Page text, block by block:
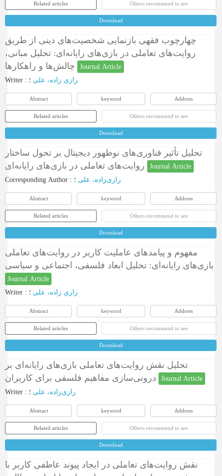
Related articles Others recommend to see
Download
چهارچوب فقهی بازنمایی شخصیت‌های دینی از طریق
روایت‌های تعاملی در بازی‌های رایانه‌ای: تحلیل مبانی،
Journal Article
Writer : رازی ‌زاده، علی ؛
Abstract keyword Address
Related articles Others recommend to see
Download
تحلیل تأثیر فناوری‌های نوظهور دیجیتال بر تحول ساختار
Journal Article
Corresponding Author : رازی‌زاده، علی ؛
Abstract keyword Address
Related articles Others recommend to see
Download
مفهوم و پیامدهای عاملیت کاربر در روایت‌های تعاملی
بازی‌های رایانه‌ای: تحلیل ابعاد فلسفی، اجتماعی و سیاسی
Journal Article
Writer : رازی زاده، علی ؛
Abstract keyword Address
Related articles Others recommend to see
Download
تحلیل نقش روایت‌های تعاملی بازی‌های رایانه‌ای بر
Journal Article
Writer : رازی‌زاده، علی ؛
Abstract keyword Address
Related articles Others recommend to see
Download
نقش روایت‌های تعاملی در ایجاد پیوند عاطفی کاربر با